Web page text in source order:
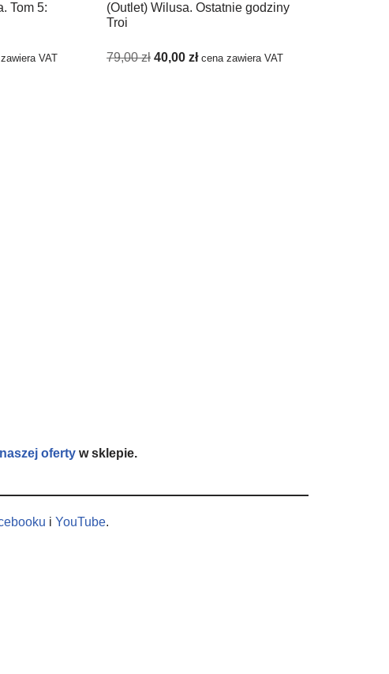
Tom 5:
VAT
(Outlet) Wilusa. Ostatnie godziny
Troi
79,00zł 40,00zł cena zawiera VAT
naszej oferty w sklepie.
i YouTube.